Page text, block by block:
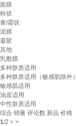
面膜
粉状
膏/霜状
泥膜
凝胶
其他
乳敷膜
多种肤质适用
多种肤质适用（敏感肌除外）
敏感肌适用
油皮适用
中性肤质适用
综合 销量 评论数 新品 价格
1/2 < >